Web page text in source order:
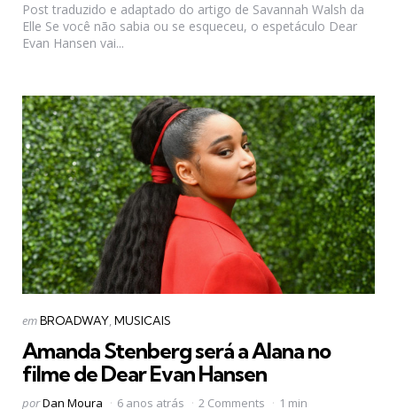
Post traduzido e adaptado do artigo de Savannah Walsh da
Elle Se você não sabia ou se esqueceu, o espetáculo Dear
Evan Hansen vai...
Categorias
Postado
emBROADWAY MUSICAIS
Amanda Stenberg será a Alana no
filme de Dear Evan Hansen
Postado
porDan Moura 6 anos atrás 2 Comments 1 min